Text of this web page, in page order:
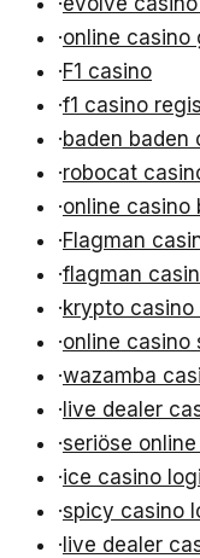
·online casino
·F1 casino
·f1 casino
·baden baden
·robocat
·online casino
·Flagman
·flagman
·krypto
·online casino
·wazamba
·live dealer
·seriöse
·ice casino
·spicy casino
·live dealer